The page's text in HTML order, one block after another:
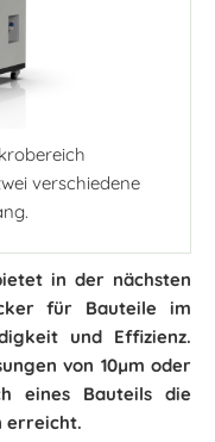
verschiedene
in der nächsten
für Bauteile im
und Effizienz.
von 10µm oder
eines Bauteils die
erreicht.